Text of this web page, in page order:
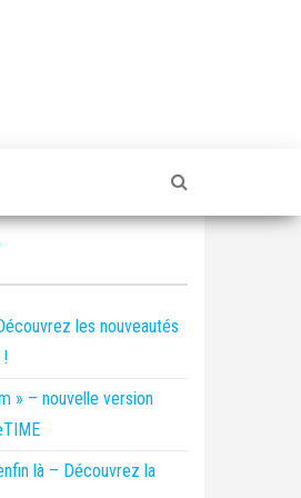
les nouveautés
!
» – nouvelle version
là – Découvrez la